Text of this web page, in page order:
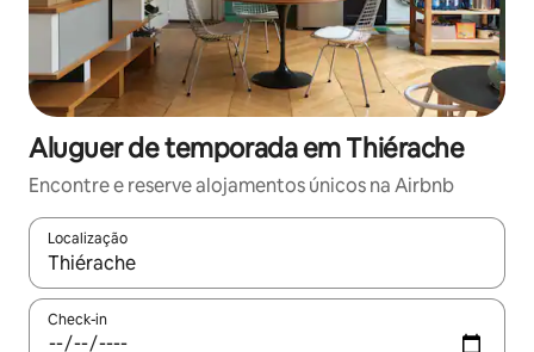
Aluguer de temporada em Thiérache
Encontre e reserve alojamentos únicos na Airbnb
Localização
Quando os resultados estiverem disponíveis, navegue com
Check-in